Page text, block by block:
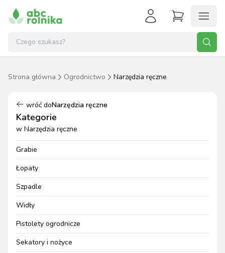
Strona główna Ogrodnictwo Narzędzia ręczne
wróć doNarzędzia ręczne
Kategorie
w Narzędzia ręczne
Grabie
Łopaty
Szpadle
Widły
Pistolety ogrodnicze
Sekatory i nożyce